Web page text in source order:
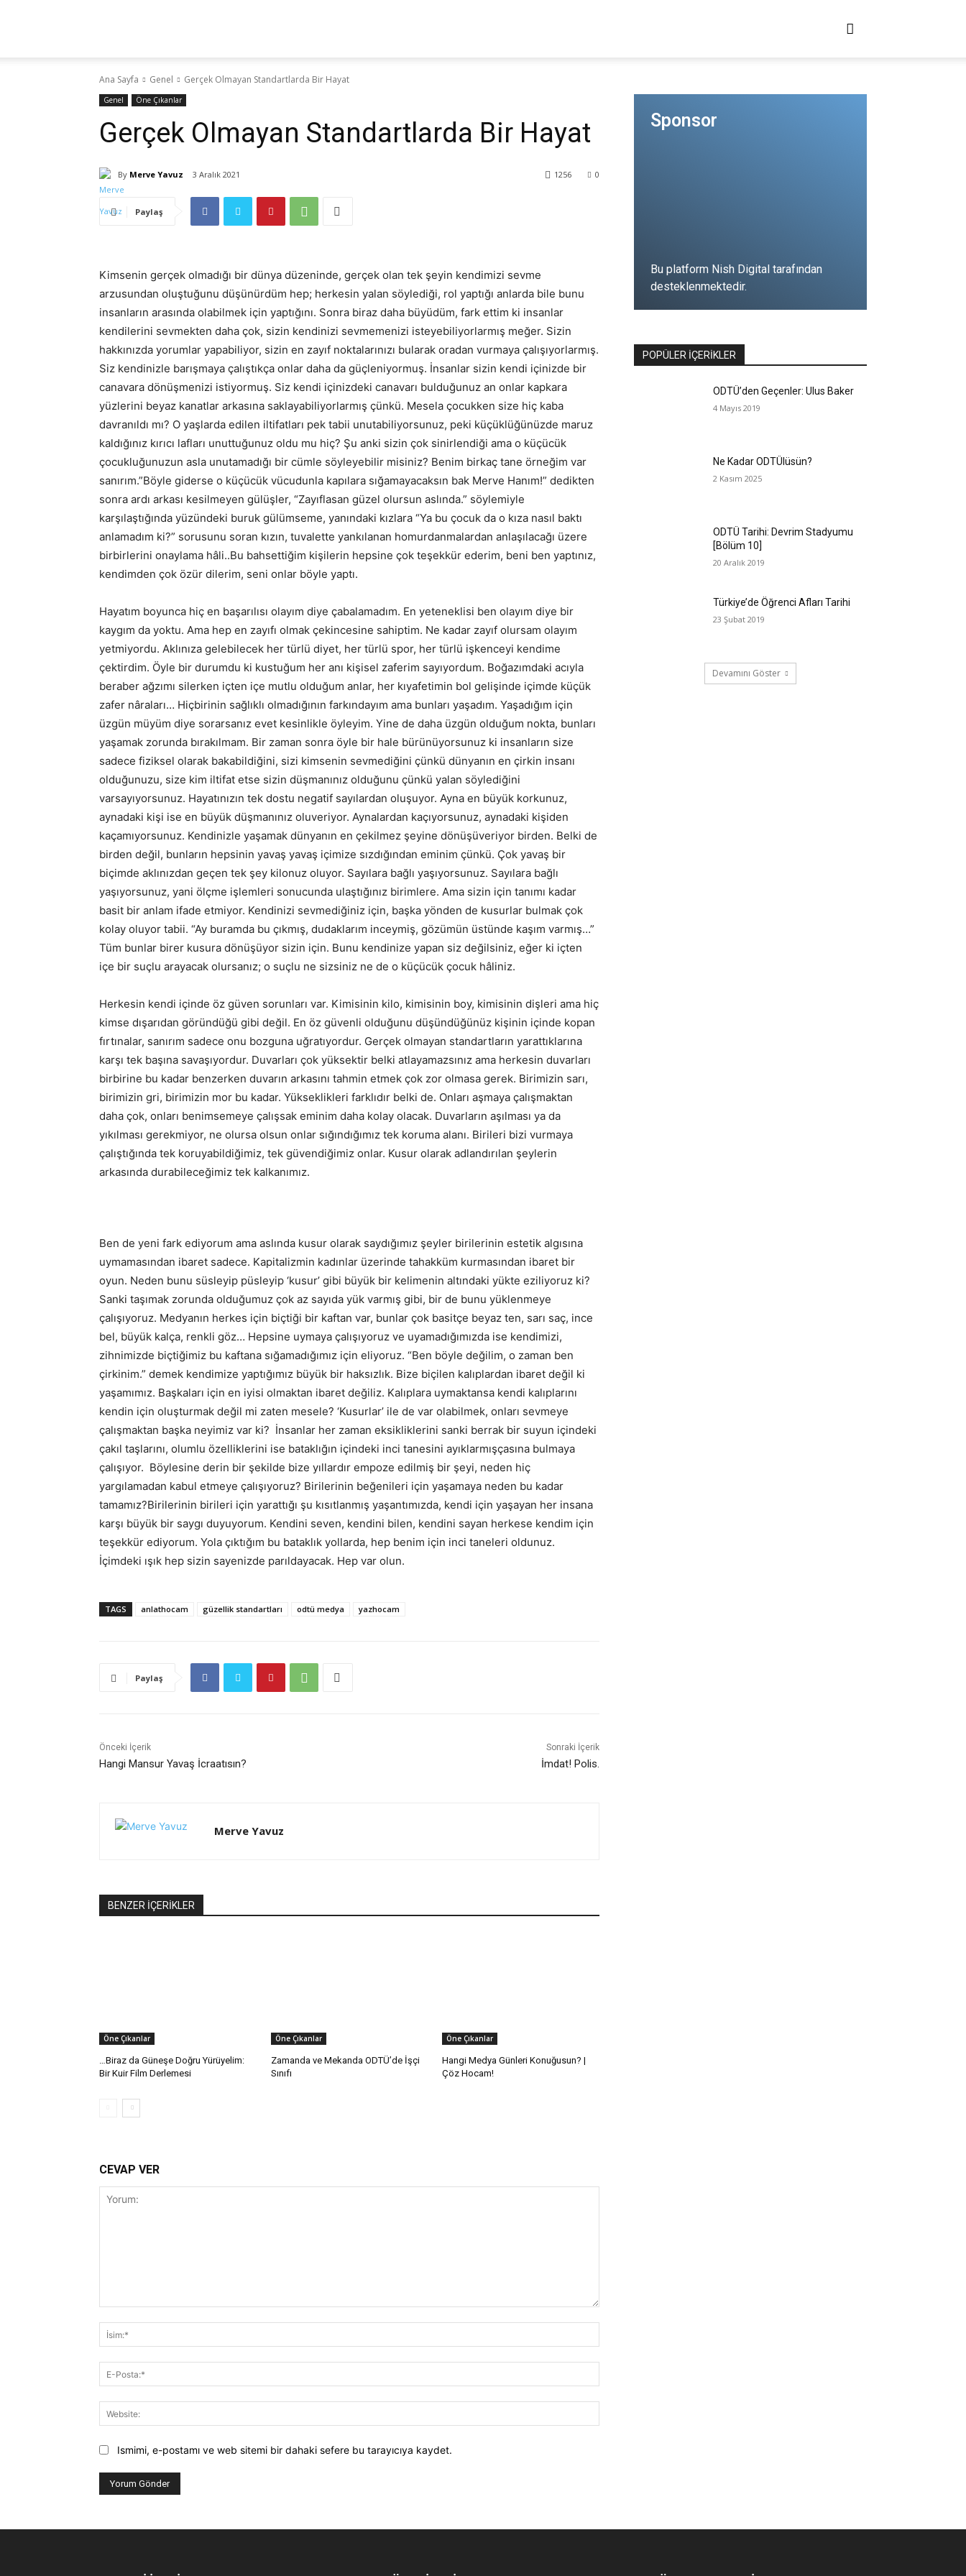
Hocam!
Ana Sayfa Genel Gerçek Olmayan Standartlarda Bir Hayat
Genel Öne Çıkanlar
Gerçek Olmayan Standartlarda Bir Hayat
By Merve Yavuz 3 Aralık 2021 0
1256
Paylaş
Kimsenin gerçek olmadığı bir dünya düzeninde, gerçek olan tek şeyin kendimizi sevme
arzusundan oluştuğunu düşünürdüm hep; herkesin yalan söylediği, rol yaptığı anlarda bile bunu
insanların arasında olabilmek için yaptığını. Sonra biraz daha büyüdüm, fark ettim ki insanlar
kendilerini sevmekten daha çok, sizin kendinizi sevmemenizi isteyebiliyorlarmış meğer. Sizin
hakkınızda yorumlar yapabiliyor, sizin en zayıf noktalarınızı bularak oradan vurmaya çalışıyorlarmış.
Siz kendinizle barışmaya çalıştıkça onlar daha da güçleniyormuş. İnsanlar sizin kendi içinizde bir
canavara dönüşmenizi istiyormuş. Siz kendi içinizdeki canavarı bulduğunuz an onlar kapkara
yüzlerini beyaz kanatlar arkasına saklayabiliyorlarmış çünkü. Mesela çocukken size hiç kaba
davranıldı mı? O yaşlarda edilen iltifatları pek tabii unutabiliyorsunuz, peki küçüklüğünüzde maruz
kaldığınız kırıcı lafları unuttuğunuz oldu mu hiç? Şu anki sizin çok sinirlendiği ama o küçücük
çocukluğunuzun asla unutamadığı bir cümle söyleyebilir misiniz? Benim birkaç tane örneğim var
sanırım.”Böyle giderse o küçücük vücudunla kapılara sığamayacaksın bak Merve Hanım!” dedikten
sonra ardı arkası kesilmeyen gülüşler, “Zayıflasan güzel olursun aslında.” söylemiyle
karşılaştığında yüzündeki buruk gülümseme, yanındaki kızlara “Ya bu çocuk da o kıza nasıl baktı
anlamadım ki?” sorusunu soran kızın, tuvalette yankılanan homurdanmalardan anlaşılacağı üzere
birbirlerini onaylama hâli..Bu bahsettiğim kişilerin hepsine çok teşekkür ederim, beni ben yaptınız,
kendimden çok özür dilerim, seni onlar böyle yaptı.
Hayatım boyunca hiç en başarılısı olayım diye çabalamadım. En yeteneklisi ben olayım diye bir
kaygım da yoktu. Ama hep en zayıfı olmak çekincesine sahiptim. Ne kadar zayıf olursam olayım
yetmiyordu. Aklınıza gelebilecek her türlü diyet, her türlü spor, her türlü işkenceyi kendime
çektirdim. Öyle bir durumdu ki kustuğum her anı kişisel zaferim sayıyordum. Boğazımdaki acıyla
beraber ağzımı silerken içten içe mutlu olduğum anlar, her kıyafetimin bol gelişinde içimde küçük
zafer nâraları… Hiçbirinin sağlıklı olmadığının farkındayım ama bunları yaşadım. Yaşadığım için
üzgün müyüm diye sorarsanız evet kesinlikle öyleyim. Yine de daha üzgün olduğum nokta, bunları
yaşamak zorunda bırakılmam. Bir zaman sonra öyle bir hale bürünüyorsunuz ki insanların size
sadece fiziksel olarak bakabildiğini, sizi kimsenin sevmediğini çünkü dünyanın en çirkin insanı
olduğunuzu, size kim iltifat etse sizin düşmanınız olduğunu çünkü yalan söylediğini
varsayıyorsunuz. Hayatınızın tek dostu negatif sayılardan oluşuyor. Ayna en büyük korkunuz,
aynadaki kişi ise en büyük düşmanınız oluveriyor. Aynalardan kaçıyorsunuz, aynadaki kişiden
kaçamıyorsunuz. Kendinizle yaşamak dünyanın en çekilmez şeyine dönüşüveriyor birden. Belki de
birden değil, bunların hepsinin yavaş yavaş içimize sızdığından eminim çünkü. Çok yavaş bir
biçimde aklınızdan geçen tek şey kilonuz oluyor. Sayılara bağlı yaşıyorsunuz. Sayılara bağlı
yaşıyorsunuz, yani ölçme işlemleri sonucunda ulaştığınız birimlere. Ama sizin için tanımı kadar
basit bir anlam ifade etmiyor. Kendinizi sevmediğiniz için, başka yönden de kusurlar bulmak çok
kolay oluyor tabii. “Ay buramda bu çıkmış, dudaklarım inceymiş, gözümün üstünde kaşım varmış…”
Tüm bunlar birer kusura dönüşüyor sizin için. Bunu kendinize yapan siz değilsiniz, eğer ki içten
içe bir suçlu arayacak olursanız; o suçlu ne sizsiniz ne de o küçücük çocuk hâliniz.
Herkesin kendi içinde öz güven sorunları var. Kimisinin kilo, kimisinin boy, kimisinin dişleri ama hiç
kimse dışarıdan göründüğü gibi değil. En öz güvenli olduğunu düşündüğünüz kişinin içinde kopan
fırtınalar, sanırım sadece onu bozguna uğratıyordur. Gerçek olmayan standartların yarattıklarına
karşı tek başına savaşıyordur. Duvarları çok yüksektir belki atlayamazsınız ama herkesin duvarları
birbirine bu kadar benzerken duvarın arkasını tahmin etmek çok zor olmasa gerek. Birimizin sarı,
birimizin gri, birimizin mor bu kadar. Yükseklikleri farklıdır belki de. Onları aşmaya çalışmaktan
daha çok, onları benimsemeye çalışsak eminim daha kolay olacak. Duvarların aşılması ya da
yıkılması gerekmiyor, ne olursa olsun onlar sığındığımız tek koruma alanı. Birileri bizi vurmaya
çalıştığında tek koruyabildiğimiz, tek güvendiğimiz onlar. Kusur olarak adlandırılan şeylerin
arkasında durabileceğimiz tek kalkanımız.
Ben de yeni fark ediyorum ama aslında kusur olarak saydığımız şeyler birilerinin estetik algısına
uymamasından ibaret sadece. Kapitalizmin kadınlar üzerinde tahakküm kurmasından ibaret bir
oyun. Neden bunu süsleyip püsleyip ‘kusur’ gibi büyük bir kelimenin altındaki yükte eziliyoruz ki?
Sanki taşımak zorunda olduğumuz çok az sayıda yük varmış gibi, bir de bunu yüklenmeye
çalışıyoruz. Medyanın herkes için biçtiği bir kaftan var, bunlar çok basitçe beyaz ten, sarı saç, ince
bel, büyük kalça, renkli göz… Hepsine uymaya çalışıyoruz ve uyamadığımızda ise kendimizi,
zihnimizde biçtiğimiz bu kaftana sığamadığımız için eliyoruz. “Ben böyle değilim, o zaman ben
çirkinim.” demek kendimize yaptığımız büyük bir haksızlık. Bize biçilen kalıplardan ibaret değil ki
yaşamımız. Başkaları için en iyisi olmaktan ibaret değiliz. Kalıplara uymaktansa kendi kalıplarını
kendin için oluşturmak değil mi zaten mesele? ‘Kusurlar’ ile de var olabilmek, onları sevmeye
çalışmaktan başka neyimiz var ki? İnsanlar her zaman eksikliklerini sanki berrak bir suyun içindeki
çakıl taşlarını, olumlu özelliklerini ise bataklığın içindeki inci tanesini ayıklarmışçasına bulmaya
çalışıyor. Böylesine derin bir şekilde bize yıllardır empoze edilmiş bir şeyi, neden hiç
yargılamadan kabul etmeye çalışıyoruz? Birilerinin beğenileri için yaşamaya neden bu kadar
tamamız?Birilerinin birileri için yarattığı şu kısıtlanmış yaşantımızda, kendi için yaşayan her insana
karşı büyük bir saygı duyuyorum. Kendini seven, kendini bilen, kendini sayan herkese kendim için
teşekkür ediyorum. Yola çıktığım bu bataklık yollarda, hep benim için inci taneleri oldunuz.
İçimdeki ışık hep sizin sayenizde parıldayacak. Hep var olun.
TAGS anlathocam güzellik standartları odtü medya yazhocam
Paylaş
Önceki İçerik
Hangi Mansur Yavaş İcraatısın?
Sonraki İçerik
İmdat! Polis.
Merve Yavuz
BENZER İÇERİKLER
Öne Çıkanlar
…Biraz da Güneşe Doğru Yürüyelim:
Bir Kuir Film Derlemesi
Öne Çıkanlar
Zamanda ve Mekanda ODTÜ’de İşçi
Sınıfı
Öne Çıkanlar
Hangi Medya Günleri Konuğusun? |
Çöz Hocam!
CEVAP VER
Posta:*
Ismimi, e-postamı ve web sitemi bir dahaki sefere bu tarayıcıya kaydet.
Sponsor
Bu platform Nish Digital tarafından
desteklenmektedir.
POPÜLER İÇERİKLER
ODTÜ’den Geçenler: Ulus Baker
4 Mayıs 2019
Ne Kadar ODTÜlüsün?
2 Kasım 2025
ODTÜ Tarihi: Devrim Stadyumu
[Bölüm 10]
20 Aralık 2019
Türkiye’de Öğrenci Afları Tarihi
23 Şubat 2019
Devamını Göster